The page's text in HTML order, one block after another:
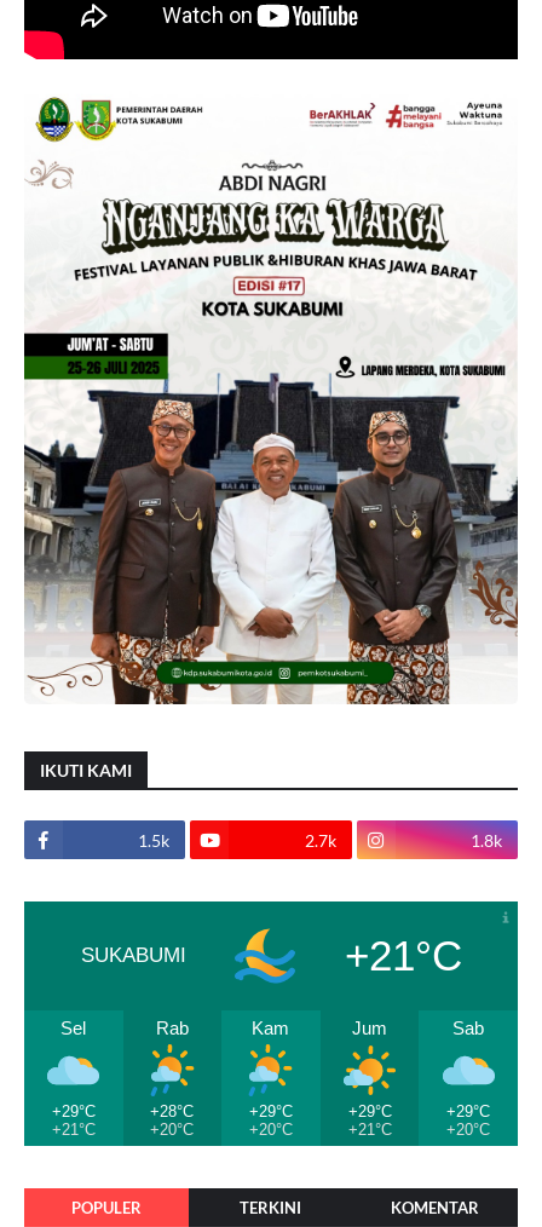
IKUTI KAMI
1.5k 2.7k 1.8k
SUKABUMI +21°C
Sel
+29°C
+21°C
Rab
+28°C
+20°C
Kam
+29°C
+20°C
Jum
+29°C
+21°C
Sab
+29°C
+20°C
POPULER TERKINI KOMENTAR